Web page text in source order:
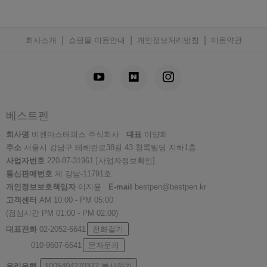
회사소개 쇼핑몰 이용안내 개인정보처리방침 이용약관
베스트펜
회사명 비젠마스터피스 주식회사 대표 이양희
주소 서울시 강남구 테헤란로38길 43 청록빌딩 지하1층
사업자번호 220-87-31961 [사업자정보확인]
통신판매번호 제 강남-11791호
개인정보보호책임자 이지윤 E-mail bestpen@bestpen.kr
고객센터 AM 10:00 - PM 05:00
(점심시간 PM 01:00 - PM 02:00)
대표전화 02-2052-6641
전화걸기
010-9607-6641
문자문의